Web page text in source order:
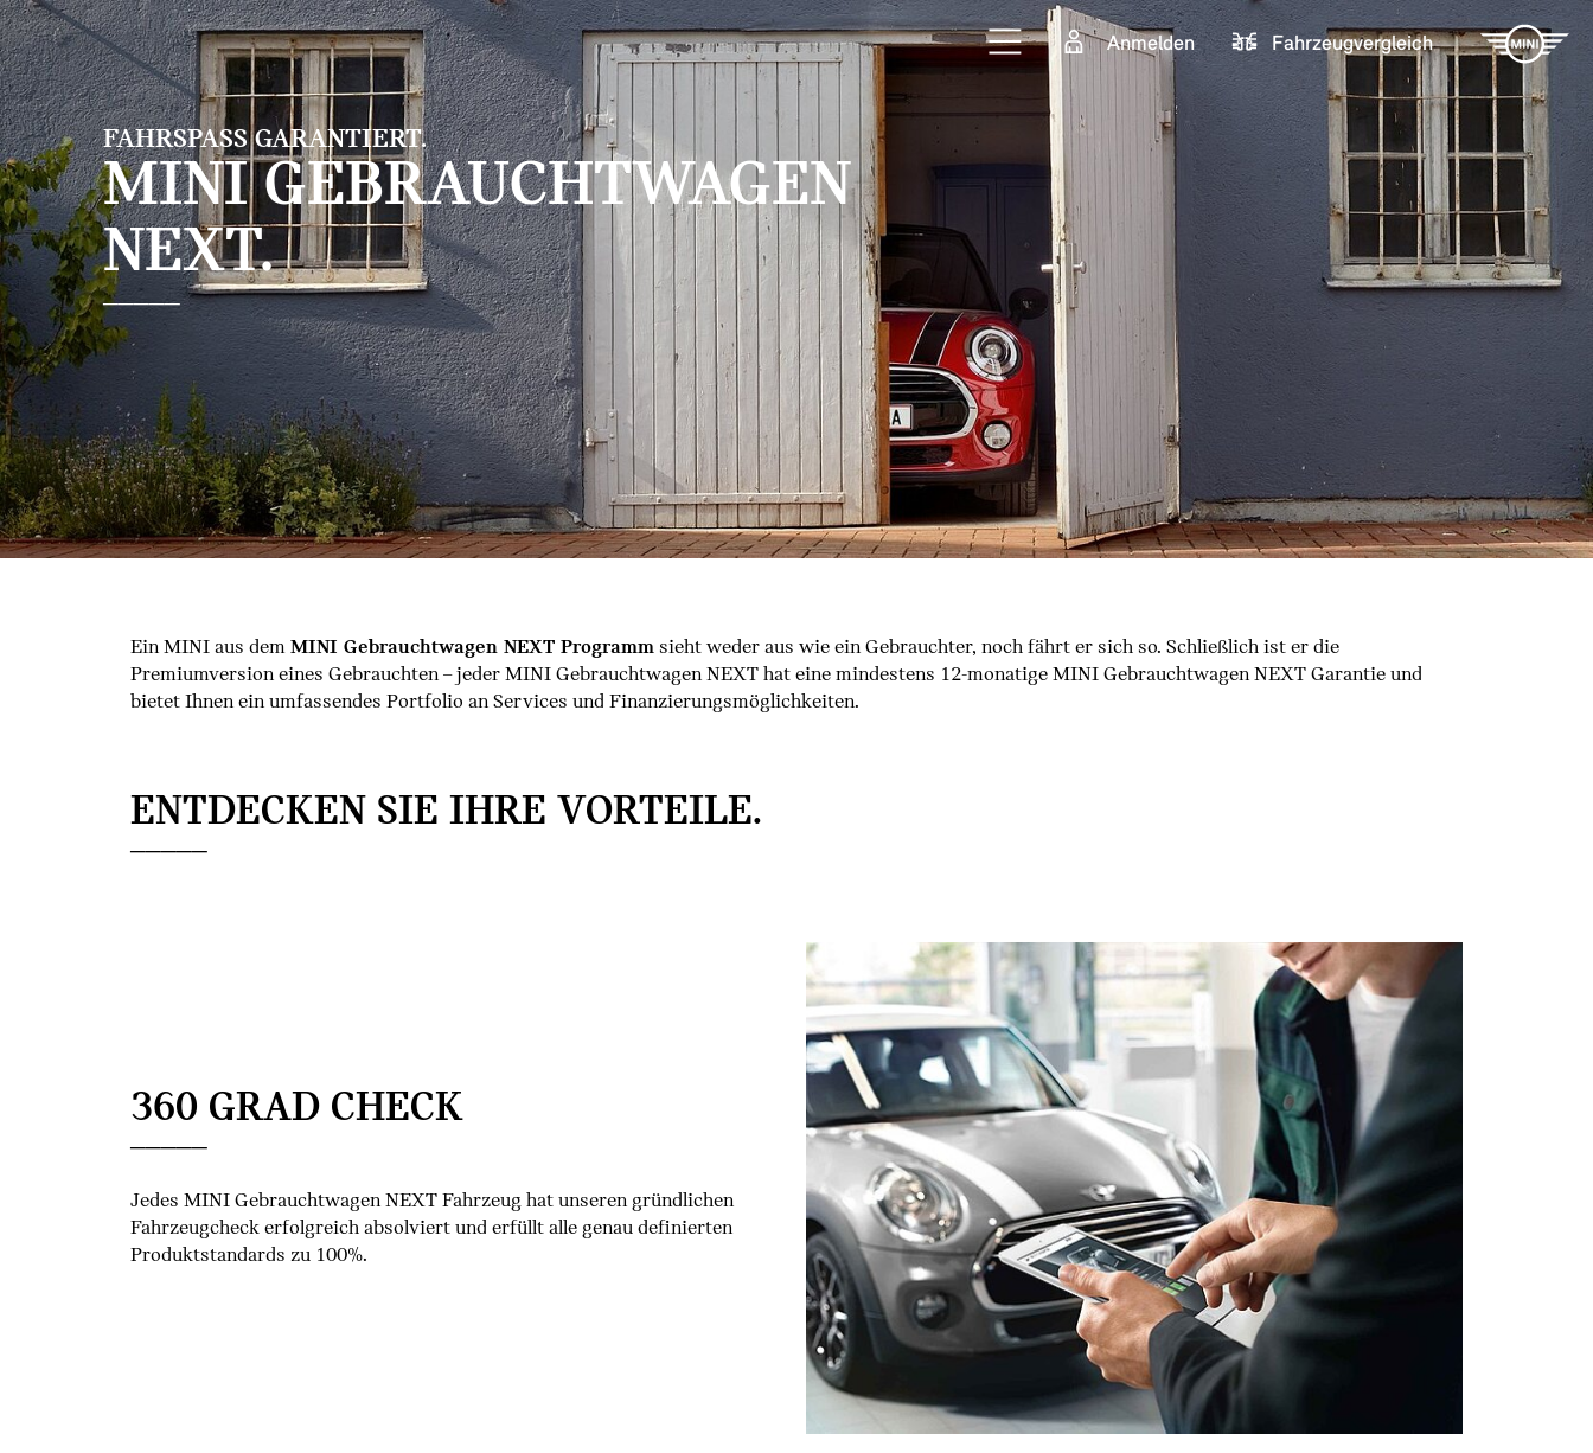
Zum Hauptinhalt springen
Anmelden
Fahrzeugvergleich
FAHRSPASS GARANTIERT.
MINI GEBRAUCHTWAGEN
NEXT.
Ein MINI aus dem MINI Gebrauchtwagen NEXT Programm sieht weder aus wie ein Gebrauchter, noch fährt er sich so. Schließlich ist er die
Premiumversion eines Gebrauchten – jeder MINI Gebrauchtwagen NEXT hat eine mindestens 12-monatige MINI Gebrauchtwagen NEXT Garantie und
bietet Ihnen ein umfassendes Portfolio an Services und Finanzierungsmöglichkeiten.
ENTDECKEN SIE IHRE VORTEILE.
360 GRAD CHECK
Jedes MINI Gebrauchtwagen NEXT Fahrzeug hat unseren gründlichen
Fahrzeugcheck erfolgreich absolviert und erfüllt alle genau definierten
Produktstandards zu 100%.